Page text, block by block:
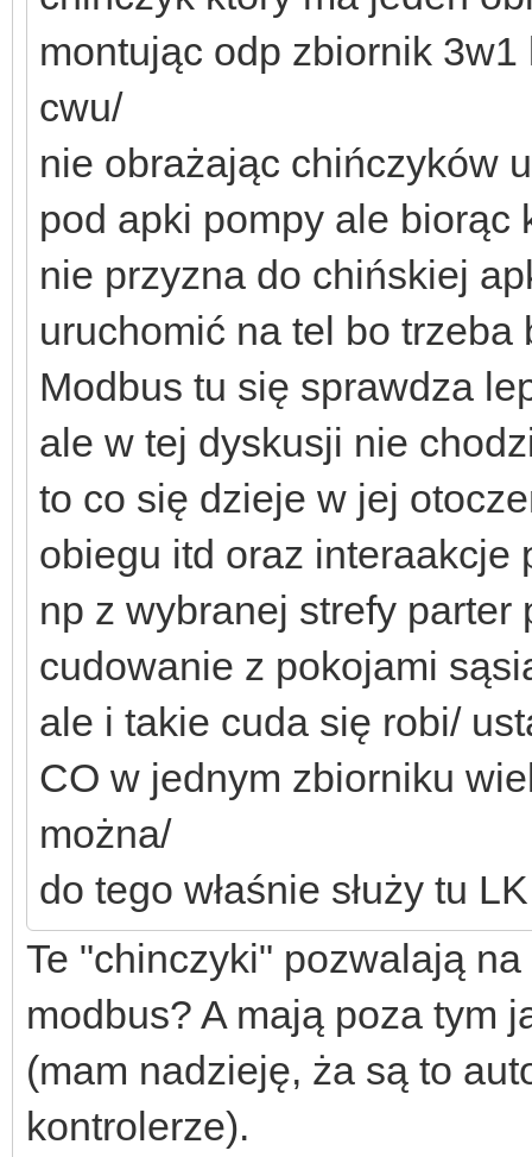
montując odp zbiornik
cwu/
nie obrażając chińczyków
pod apki pompy ale biorąc
nie przyzna do chińskiej
uruchomić na tel bo
Modbus tu się sprawdza
ale w tej dyskusji nie
to co się dzieje w jej
obiegu itd oraz interaakcje
np z wybranej strefy
cudowanie z pokojami
ale i takie cuda się robi/
CO w jednym zbiorniku
można/
do tego właśnie służy tu LK
Te "chinczyki" pozwalają
modbus? A mają poza tym
(mam nadzieję, ża są to
kontrolerze).